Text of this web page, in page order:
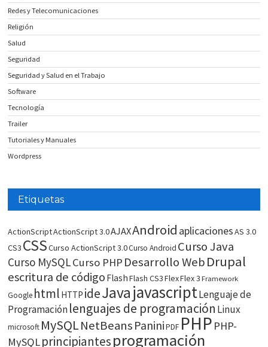
Redes y Telecomunicaciones
Religión
Salud
Seguridad
Seguridad y Salud en el Trabajo
Software
Tecnología
Trailer
Tutoriales y Manuales
Wordpress
Etiquetas
ActionScriptActionScript 3.0AJAXAndroid aplicacionesAS 3.0
CS3 CSSCurso ActionScript 3.0Curso Android Curso Java
Curso MySQLCurso PHP Desarrollo WebDrupal
escritura de código FlashFlash CS3FlexFlex 3 Framework
Google html HTTP ideJavajavascriptLenguaje de
Programaciónlenguajes de programación Linux
microsoft MySQLNetBeans Panini PDF PHP PHP-
MySQLprincipiantesprogramación